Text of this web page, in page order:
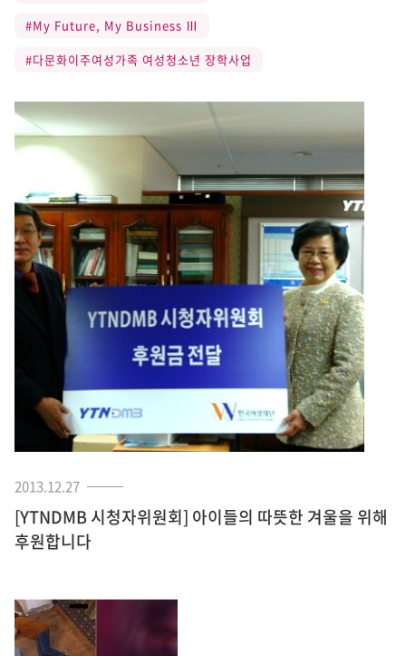
#My Future, My Business Ⅲ
#다문화이주여성가족 여성청소년 장학사업
2013.12.27
[YTNDMB 시청자위원회] 아이들의 따뜻한 겨울을 위해
후원합니다